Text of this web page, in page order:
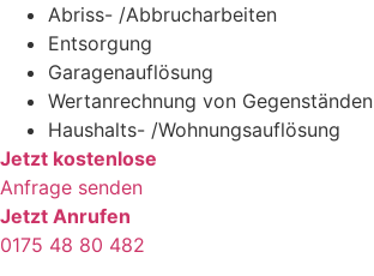
Abriss- /Abbrucharbeiten
Entsorgung
Garagenauflösung
Wertanrechnung von Gegenständen
Haushalts- /Wohnungsauflösung
Jetzt kostenlose
Anfrage senden
Jetzt Anrufen
0175 48 80 482